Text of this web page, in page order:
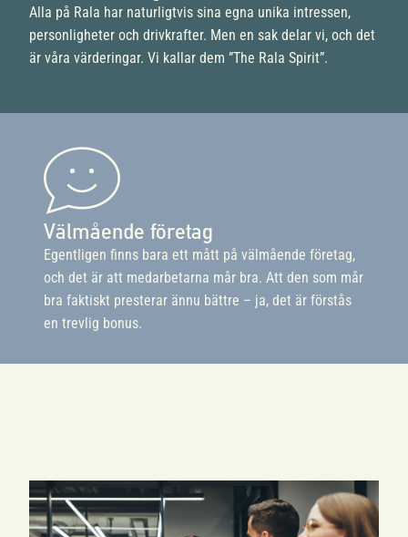
Alla på Rala har naturligtvis sina egna unika intressen,
personligheter och drivkrafter. Men en sak delar vi, och det
är våra värderingar. Vi kallar dem ”The Rala Spirit”.
Välmående företag
Egentligen finns bara ett mått på välmående företag,
och det är att medarbetarna mår bra. Att den som mår
bra faktiskt presterar ännu bättre – ja, det är förstås
en trevlig bonus.